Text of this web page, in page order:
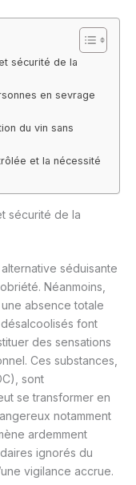
sécurité de la
en sevrage
du vin sans
et la nécessité
sécurité de la
séduisante
Néanmoins,
une absence totale
font
des sensations
Ces substances,
sont
se transformer en
notamment
ardemment
ignorés du
vigilance accrue.